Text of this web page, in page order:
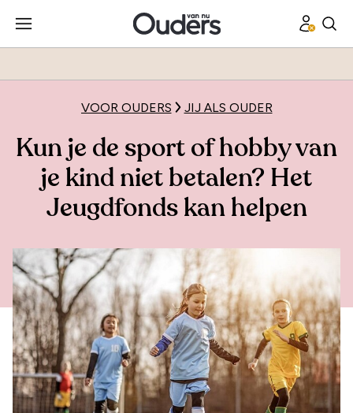
VOOR OUDERS JIJ ALS OUDER
Kun je de sport of hobby van
je kind niet betalen? Het
Jeugdfonds kan helpen